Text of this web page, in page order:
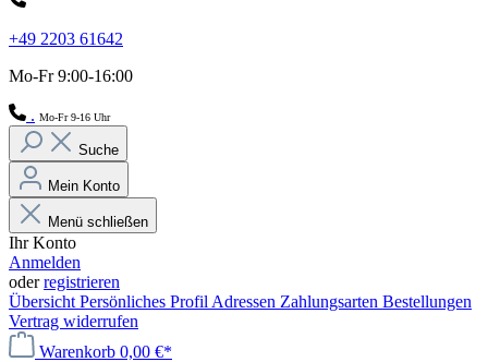
+49 2203 61642
Mo-Fr 9:00-16:00
. Mo-Fr 9-16 Uhr
Suche
Mein Konto
Menü schließen
Ihr Konto
Anmelden
oderregistrieren
Übersicht Persönliches Profil Adressen Zahlungsarten Bestellungen
Vertrag widerrufen
Warenkorb 0,00 €*